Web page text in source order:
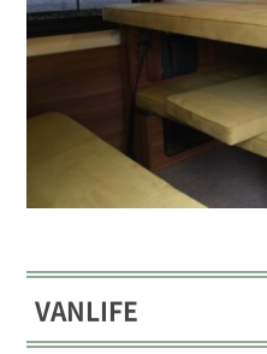
VANLIFE